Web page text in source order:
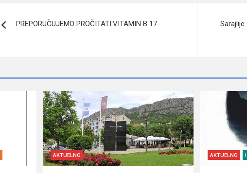
članaka
PREPORUČUJEMO PROČITATI:VITAMIN B 17
AKTUELNO AKTUELNO